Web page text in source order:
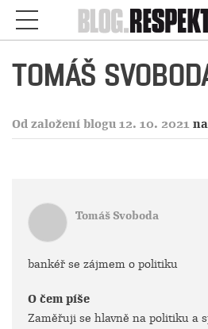
TOMÁŠ
Od založení blogu 12. 10. 2021
Tomáš Svoboda
bankéř se zájmem o politiku
O čem píše
Zaměřuji se hlavně na politiku a